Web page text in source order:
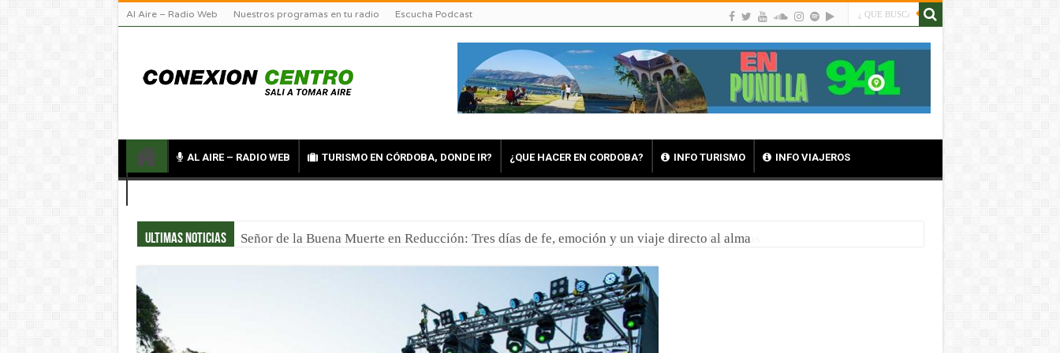
Al Aire – Radio Web Nuestros programas en tu radio Escucha Podcast
AL AIRE – RADIO WEB TURISMO EN CÓRDOBA, DONDE IR? ¿QUE HACER EN CORDOBA? INFO TURISMO INFO VIAJEROS
Ultimas noticias Señor de la Buena Muerte en Reducción: Tres días de fe, emoción y un viaje directo al alma